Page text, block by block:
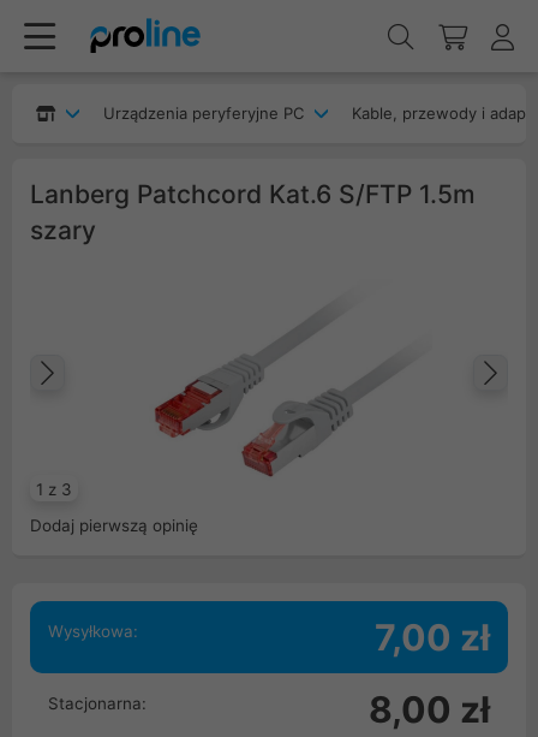
Urządzenia peryferyjne PC Kable, przewody i
Lanberg Patchcord Kat.6 S/FTP 1.5m
szary
1 z 3
Poprzedni
Dodaj pierwszą opinię
Wysyłkowa: 7,00 zł
Stacjonarna: 8,00 zł